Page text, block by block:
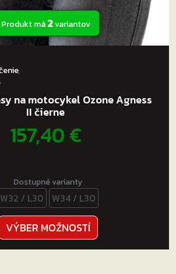
Produkt má2variantov
,
na motocykel Ozone Agness
II čierne
157,40€
Dostupné varianty
W32 / L30 W34 / L30
VÝBER MOŽNOSTÍ
produkt
má